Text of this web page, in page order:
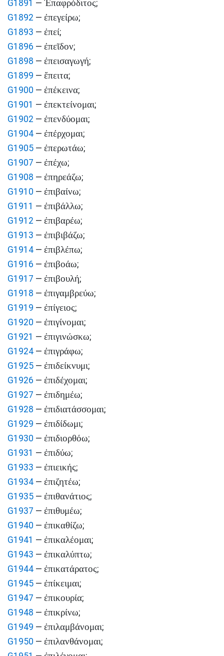
G1891 — Ἐπαφρόδιτος;
G1892 — ἐπεγείρω;
G1893 — ἐπεί;
G1896 — ἐπεῖδον;
G1898 — ἐπεισαγωγή;
G1899 — ἔπειτα;
G1900 — ἐπέκεινα;
G1901 — ἐπεκτείνομαι;
G1902 — ἐπενδύομαι;
G1904 — ἐπέρχομαι;
G1905 — ἐπερωτάω;
G1907 — ἐπέχω;
G1908 — ἐπηρεάζω;
G1910 — ἐπιβαίνω;
G1911 — ἐπιβάλλω;
G1912 — ἐπιβαρέω;
G1913 — ἐπιβιβάζω;
G1914 — ἐπιβλέπω;
G1916 — ἐπιβοάω;
G1917 — ἐπιβουλή;
G1918 — ἐπιγαμβρεύω;
G1919 — ἐπίγειος;
G1920 — ἐπιγίνομαι;
G1921 — ἐπιγινώσκω;
G1924 — ἐπιγράφω;
G1925 — ἐπιδείκνυμι;
G1926 — ἐπιδέχομαι;
G1927 — ἐπιδημέω;
G1928 — ἐπιδιατάσσομαι;
G1929 — ἐπιδίδωμι;
G1930 — ἐπιδιορθόω;
G1931 — ἐπιδύω;
G1933 — ἐπιεικής;
G1934 — ἐπιζητέω;
G1935 — ἐπιθανάτιος;
G1937 — ἐπιθυμέω;
G1940 — ἐπικαθίζω;
G1941 — ἐπικαλέομαι;
G1943 — ἐπικαλύπτω;
G1944 — ἐπικατάρατος;
G1945 — ἐπίκειμαι;
G1947 — ἐπικουρία;
G1948 — ἐπικρίνω;
G1949 — ἐπιλαμβάνομαι;
G1950 — ἐπιλανθάνομαι;